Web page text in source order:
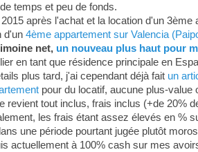
temps et peu de fonds.
après l'achat et la location d'un
d'un 4ème appartement sur Valencia
net, un nouveau plus haut pour
en tant que résidence principale en
plus tard, j'ai cependant déjà fait un
pour du locatif, aucune plus-value
revient tout inclus, frais inclus (+de 20%
les frais étant assez élevés en %
une période pourtant jugée plutôt
actuellement à 100% cash sur mes